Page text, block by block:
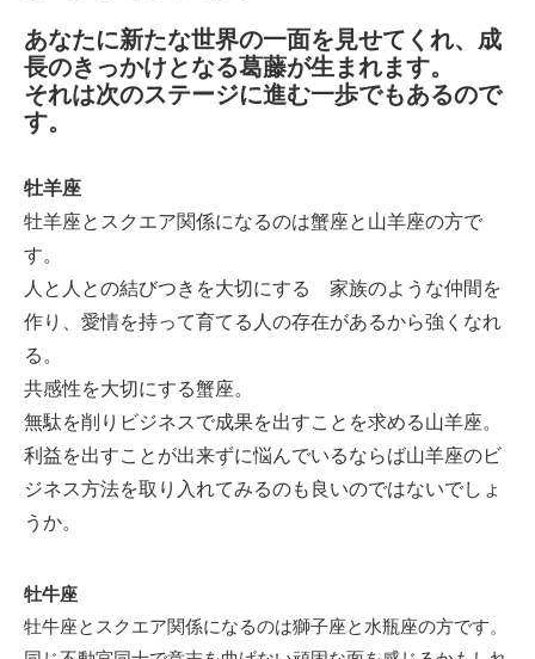
あなたに新たな世界の一面を見せてくれ、成
長のきっかけとなる葛藤が生まれます。
それは次のステージに進む一歩でもあるので
す。
牡羊座
牡羊座とスクエア関係になるのは蟹座と山羊座の方で
す。
人と人との結びつきを大切にする 家族のような仲間を
作り、愛情を持って育てる人の存在があるから強くなれ
る。
共感性を大切にする蟹座。
無駄を削りビジネスで成果を出すことを求める山羊座。
利益を出すことが出来ずに悩んでいるならば山羊座のビ
ジネス方法を取り入れてみるのも良いのではないでしょ
うか。
牡牛座
牡牛座とスクエア関係になるのは獅子座と水瓶座の方です。